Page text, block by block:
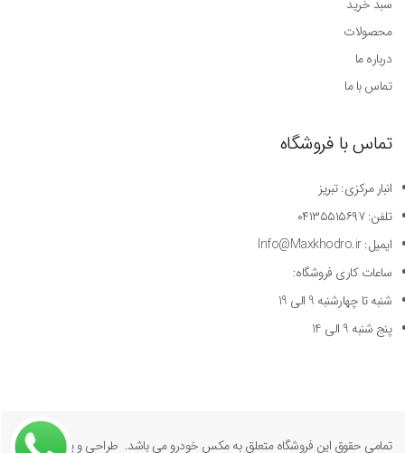
سبد خرید
محصولات
درباره ما
تماس با ما
تماس با فروشگاه
انبار مرکزی: تبریز
تلفن: ۰۴۱۳۵۵۱۵۶۹۷
ایمیل: Info@Maxkhodro.ir
ساعات کاری فروشگاه:
شنبه تا چهارشنبه 9 الی 19
پنج شنبه 9 الی 14
تمامی حقوق این فروشگاه متعلق به مکس خودرو می باشد. طراحی و پیاده سازی